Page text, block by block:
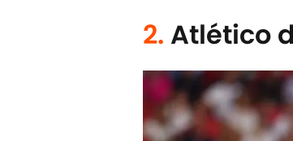
2. Atlético